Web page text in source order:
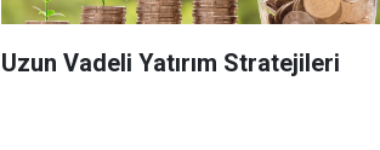
Uzun Vadeli Yatırım Stratejileri